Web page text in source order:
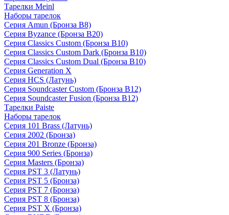
Тарелки Meinl
Наборы тарелок
Серия Amun (Бронза B8)
Серия Byzance (Бронза B20)
Серия Classics Custom (Бронза B10)
Серия Classics Custom Dark (Бронза B10)
Серия Classics Custom Dual (Бронза B10)
Серия Generation X
Серия HCS (Латунь)
Серия Soundcaster Custom (Бронза B12)
Серия Soundcaster Fusion (Бронза B12)
Тарелки Paiste
Наборы тарелок
Серия 101 Brass (Латунь)
Серия 2002 (Бронза)
Серия 201 Bronze (Бронза)
Серия 900 Series (Бронза)
Серия Masters (Бронза)
Серия PST 3 (Латунь)
Серия PST 5 (Бронза)
Серия PST 7 (Бронза)
Серия PST 8 (Бронза)
Серия PST X (Бронза)